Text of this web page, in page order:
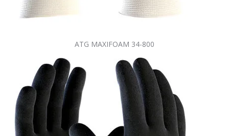
ATG MAXIFOAM 34-800